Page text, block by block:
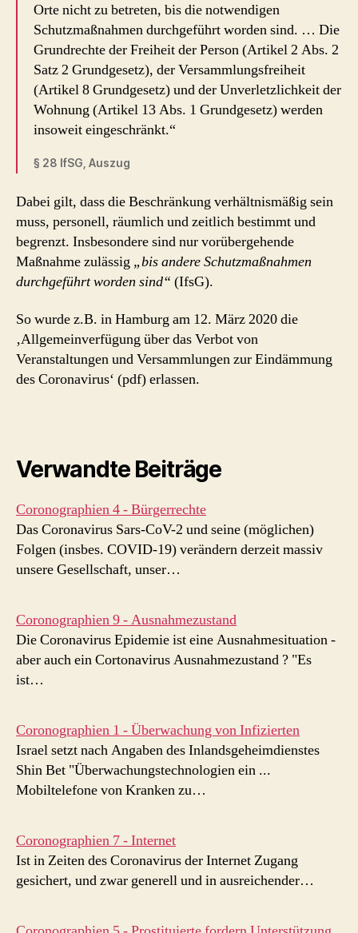
Orte nicht zu betreten, bis die notwendigen
Schutzmaßnahmen durchgeführt worden sind. … Die
Grundrechte der Freiheit der Person (Artikel 2 Abs. 2
Satz 2 Grundgesetz), der Versammlungsfreiheit
(Artikel 8 Grundgesetz) und der Unverletzlichkeit der
Wohnung (Artikel 13 Abs. 1 Grundgesetz) werden
insoweit eingeschränkt.“
§ 28 IfSG, Auszug
Dabei gilt, dass die Beschränkung verhältnismäßig sein
muss, personell, räumlich und zeitlich bestimmt und
begrenzt. Insbesondere sind nur vorübergehende
Maßnahme zulässig „bis andere Schutzmaßnahmen
durchgeführt worden sind“ (IfsG).
So wurde z.B. in Hamburg am 12. März 2020 die
‚Allgemeinverfügung über das Verbot von
Veranstaltungen und Versammlungen zur Eindämmung
des Coronavirus‘ (pdf) erlassen.
Verwandte Beiträge
Coronographien 4 - Bürgerrechte
Das Coronavirus Sars-CoV-2 und seine (möglichen)
Folgen (insbes. COVID-19) verändern derzeit massiv
unsere Gesellschaft, unser…
Coronographien 9 - Ausnahmezustand
Die Coronavirus Epidemie ist eine Ausnahmesituation -
aber auch ein Cortonavirus Ausnahmezustand ? "Es
ist…
Coronographien 1 - Überwachung von Infizierten
Israel setzt nach Angaben des Inlandsgeheimdienstes
Shin Bet "Überwachungstechnologien ein ...
Mobiltelefone von Kranken zu…
Coronographien 7 - Internet
Ist in Zeiten des Coronavirus der Internet Zugang
gesichert, und zwar generell und in ausreichender…